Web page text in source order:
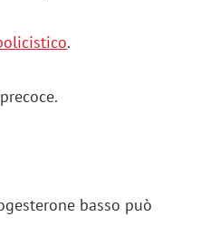
.
basso può